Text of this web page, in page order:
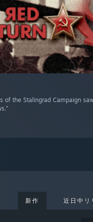
of the Stalingrad Campaign
新作 近日中リ